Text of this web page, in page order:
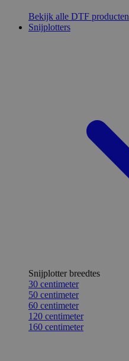
Bekijk alle DTF producten
Snijplotters
Snijplotter breedtes
30 centimeter
50 centimeter
60 centimeter
120 centimeter
160 centimeter